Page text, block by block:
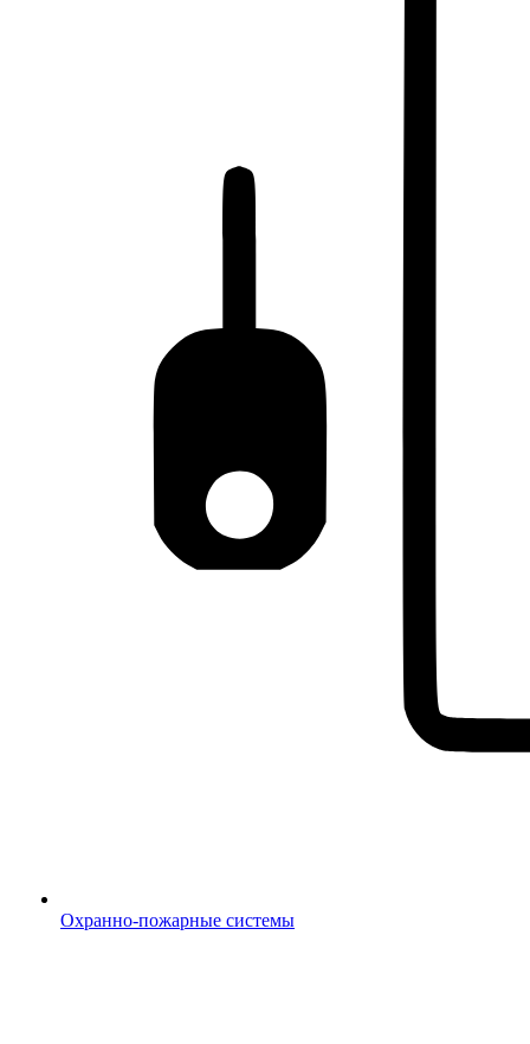
Охранно-пожарные системы